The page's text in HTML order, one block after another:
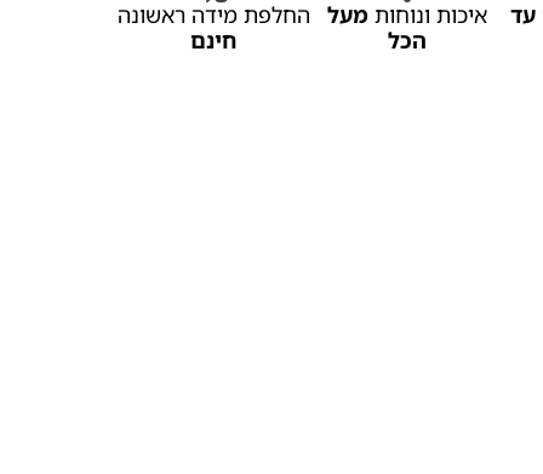
עד איכות ונוחות מעל
הכל
החלפת מידה ראשונה
חינם